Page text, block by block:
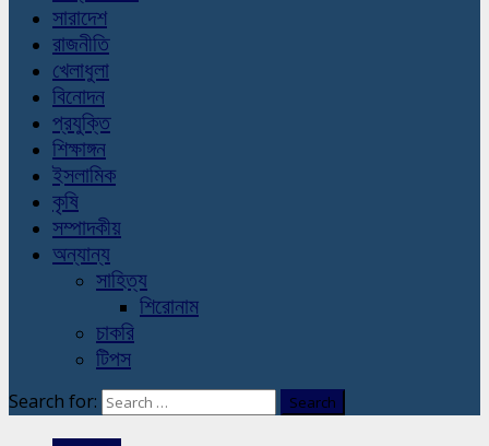
সারাদেশ
রাজনীতি
খেলাধুলা
বিনোদন
প্রযুক্তি
শিক্ষাঙ্গন
ইসলামিক
কৃষি
সম্পাদকীয়
অন্যান্য
সাহিত্য
শিরোনাম
চাকরি
টিপস
Search for: